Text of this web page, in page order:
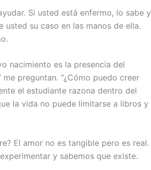
Si usted está enfermo, lo sabe y
usted su caso en las manos de ella.
nacimiento es la presencia del
me preguntan. “¿Cómo puedo creer
el estudiante razona dentro del
la vida no puede limitarse a libros y
El amor no es tangible pero es real.
y sabemos que existe.